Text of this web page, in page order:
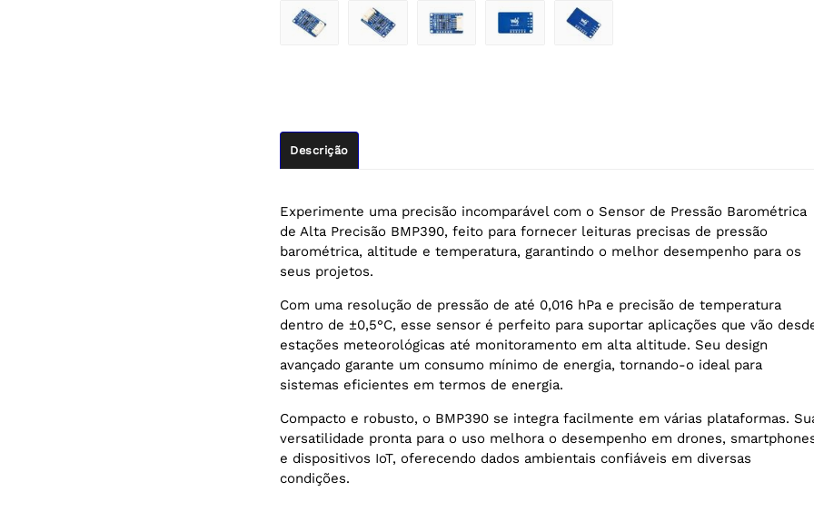
Descrição
Experimente uma precisão incomparável com o Sensor de Pressão Barométrica
de Alta Precisão BMP390, feito para fornecer leituras precisas de pressão
barométrica, altitude e temperatura, garantindo o melhor desempenho para os
seus projetos.
Com uma resolução de pressão de até 0,016 hPa e precisão de temperatura
dentro de ±0,5°C, esse sensor é perfeito para suportar aplicações que vão
estações meteorológicas até monitoramento em alta altitude. Seu design
avançado garante um consumo mínimo de energia, tornando-o ideal para
sistemas eficientes em termos de energia.
Compacto e robusto, o BMP390 se integra facilmente em várias plataformas.
versatilidade pronta para o uso melhora o desempenho em drones,
e dispositivos IoT, oferecendo dados ambientais confiáveis em diversas
condições.